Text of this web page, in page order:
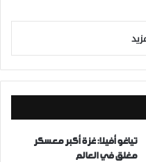
تياغو أفيلا: غزة أكبر معسكر
مغلق في العالم